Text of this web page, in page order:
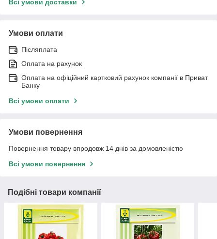
Всі умови доставки
Умови оплати
Післяплата
Оплата на рахунок
Оплата на офіційний картковий рахунок компанії в Приват
Банку
Всі умови оплати
Умови повернення
Повернення товару впродовж 14 днів за домовленістю
Всі умови повернення
Подібні товари компанії